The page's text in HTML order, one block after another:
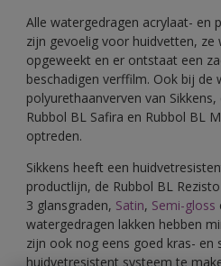
Alle watergedragen acrylaat- en
zijn gevoelig voor huidvetten,
opgeweekt en er ontstaat een
beschadigen verffilm. Ook bij de
polyurethaanverven van
Rubbol BL Safira en Rubbol BL
optreden.
Sikkens heeft een
productlijn, de Rubbol BL
3 glansgraden, Satin, Semi-gloss
watergedragen lakken hebben
zijn ook nog eens goed kras-
huidvetresistent systeem te